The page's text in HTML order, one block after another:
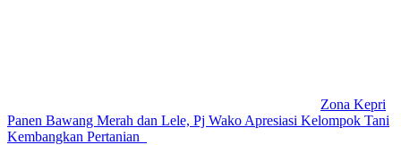
Zona Kepri
Panen Bawang Merah dan Lele, Pj Wako Apresiasi Kelompok Tani
Kembangkan Pertanian